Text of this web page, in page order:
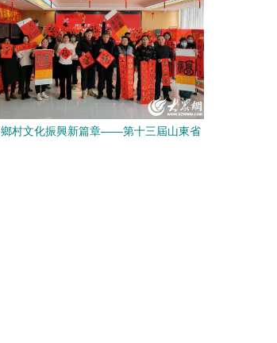
鄉村文化振興新篇章——第十三屆山東省